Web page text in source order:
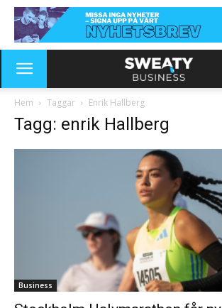
Hem Taggar Enrik Hallberg
Tagg: enrik Hallberg
Business